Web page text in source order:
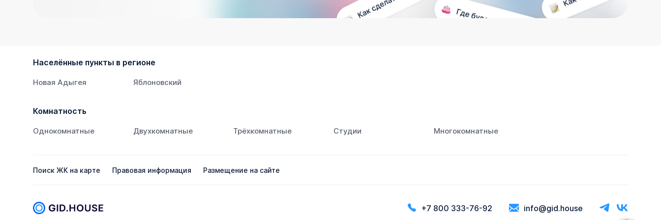
Населённые пункты в регионе
Новая Адыгея Яблоновский
Комнатность
Однокомнатные Двухкомнатные Трёхкомнатные Студии Многокомнатные
Поиск ЖК на карте Правовая информация Размещение на сайте
+7 800 333-76-92 info@gid.house